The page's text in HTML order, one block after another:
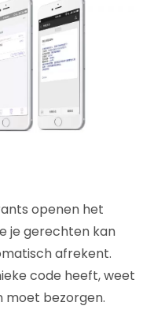
openen het
je gerechten kan
afrekent.
code heeft, weet
moet bezorgen.